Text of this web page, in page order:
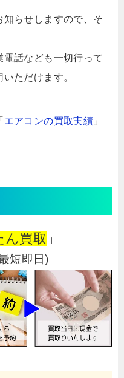
らせしますので、そ
話なども一切行って
ただけます。
エアコンの買取実績 」
ん買取 」
短即日)